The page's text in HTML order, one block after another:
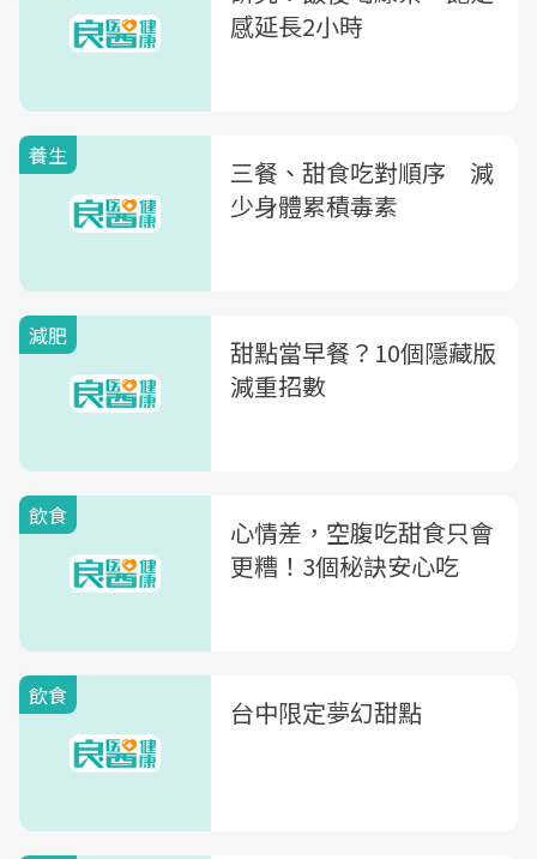
感延長2小時
養生
三餐、甜食吃對順序 減
少身體累積毒素
減肥
甜點當早餐？10個隱藏版
減重招數
飲食
心情差，空腹吃甜食只會
更糟！3個秘訣安心吃
飲食 台中限定夢幻甜點